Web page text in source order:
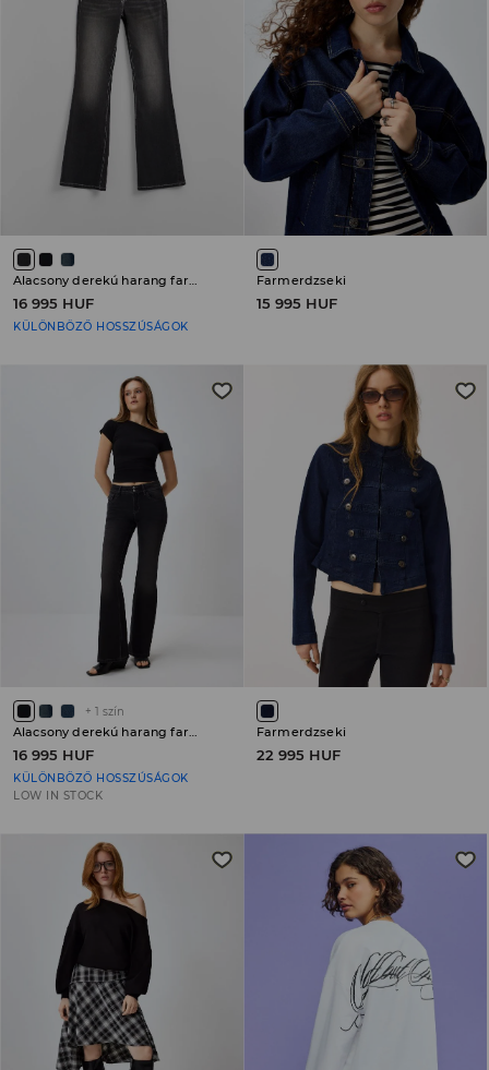
Alacsony derekú harang farmer
16 995 HUF
KÜLÖNBÖZŐ HOSSZÚSÁGOK
Farmerdzseki
15 995 HUF
+ 1 szín
Alacsony derekú harang farmer PETITE
16 995 HUF
KÜLÖNBÖZŐ HOSSZÚSÁGOK
LOW IN STOCK
Farmerdzseki
22 995 HUF